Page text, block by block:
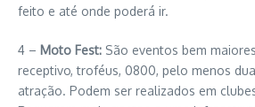
feito e até onde poderá ir.
4 – Moto Fest: São eventos bem
receptivo, troféus, 0800, pelo menos
atração. Podem ser realizados em